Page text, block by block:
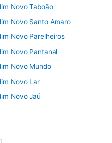
Novo Taboão
Novo Santo Amaro
Novo Parelheiros
Novo Pantanal
Novo Mundo
Novo Lar
Novo Jaú